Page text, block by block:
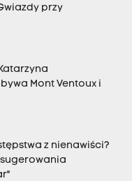
przy
Mont Ventoux i
z nienawiści?